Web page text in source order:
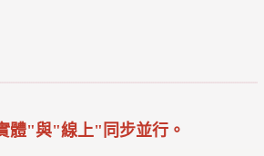
體"與"線上"同步並行。